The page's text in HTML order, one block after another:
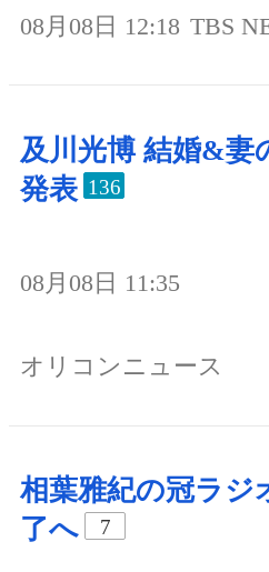
08月08日 12:18 TBS
及川光博 結婚&妻
発表 136
08月08日 11:35
オリコンニュース
相葉雅紀の冠ラジ
了へ
7